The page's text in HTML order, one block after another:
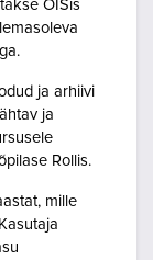
ÕISis
ja arhiivi
ja
Rollis.
mille